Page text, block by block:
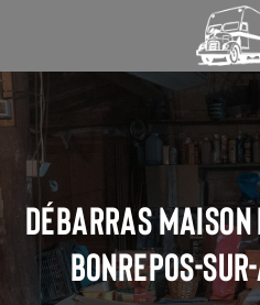
DÉBARRAS
BONREPOS-